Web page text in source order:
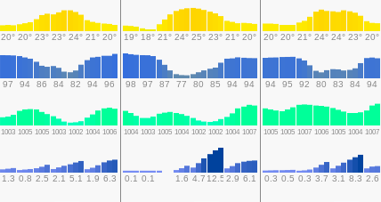
20° 20° 23° 23° 24° 21° 20° 19° 18° 21° 24° 25° 23° 21° 20° 20° 20° 21° 24° 24° 23° 20°
97 94 86 84 82 94 96 98 97 87 77 80 85 94 94 94 95 92 80 83 84 94
1003 1005 1005 1003 1002 1004 1006 1004 1003 1005 1004 1002 1002 1004 1007 1005 1005 1007 1006 1005 1004 1007
1.3 0.8 2.5 2.1 5.1 1.9 6.3 0.1 0.1 1.6 4.7 12.5 2.9 6.1 0.3 0.5 0.3 3.7 3.1 8.3 2.6